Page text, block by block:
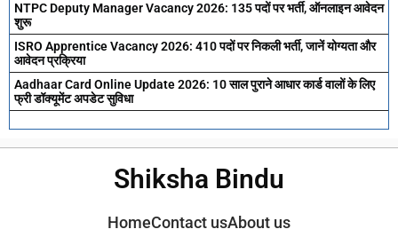
NTPC Deputy Manager Vacancy 2026: 135 पदों पर भर्ती, ऑनलाइन आवेदन
शुरू
ISRO Apprentice Vacancy 2026: 410 पदों पर निकली भर्ती, जानें योग्यता और
आवेदन प्रक्रिया
Aadhaar Card Online Update 2026: 10 साल पुराने आधार कार्ड वालों के लिए
फ्री डॉक्यूमेंट अपडेट सुविधा
Shiksha Bindu
HomeContact usAbout us